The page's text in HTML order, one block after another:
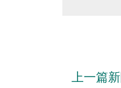
上一篇